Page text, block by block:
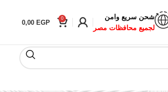
شحن سريع وامن
لجميع محافظات مصر
0
0,00 EGP